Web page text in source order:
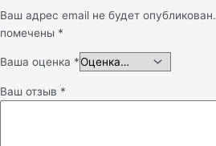
Ваш адрес email не будет опубликован.
помечены *
Ваша оценка *
Ваш отзыв *